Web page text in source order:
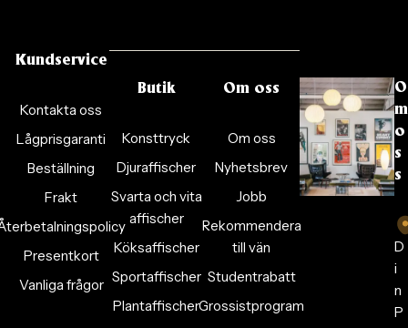
Kundservice
Kontakta oss
Lågprisgaranti
Beställning
Frakt
Presentkort
Vanliga frågor
Butik
Konsttryck
Djuraffischer
Svarta och vita
affischer
Köksaffischer
Sportaffischer
Plantaffischer
Om oss
Om oss
Nyhetsbrev
Jobb
Rekommendera
till vän
Studentrabatt
Grossistprogram
O
m
o
s
s
D
i
n
P